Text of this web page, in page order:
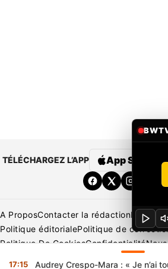
TÉLÉCHARGEZ L’APP App Store
A ProposContacter la rédaction
Politique éditorialePolitique de
Politique De CookiesConfidentialité
17:15 Audrey Crespo-Mara : « Je n’ai